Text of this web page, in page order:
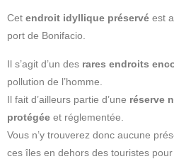
Cet endroit idyllique préservé est
port de Bonifacio.
Il s’agit d’un des rares endroits
pollution de l’homme.
Il fait d’ailleurs partie d’une réserve
protégée et réglementée.
Vous n’y trouverez donc aucune
ces îles en dehors des touristes pour